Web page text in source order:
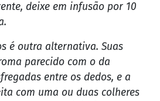
deixe em infusão por 10
é outra alternativa. Suas
parecido com o da
entre os dedos, e a
com uma ou duas colheres